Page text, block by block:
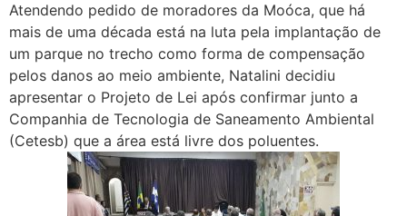
Atendendo pedido de moradores da Moóca, que há
mais de uma década está na luta pela implantação de
um parque no trecho como forma de compensação
pelos danos ao meio ambiente, Natalini decidiu
apresentar o Projeto de Lei após confirmar junto a
Companhia de Tecnologia de Saneamento Ambiental
(Cetesb) que a área está livre dos poluentes.